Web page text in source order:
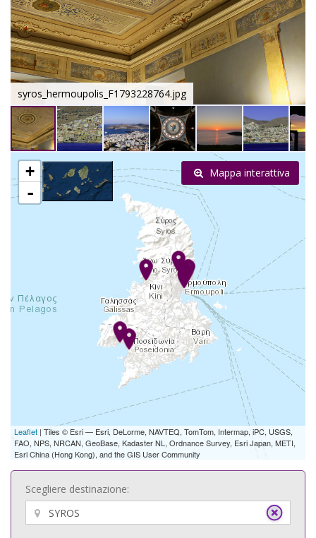
CN
syros_hermoupolis_F1793228764.jpg
+
-
Leaflet | Tiles © Esri — Esri, DeLorme, NAVTEQ, TomTom, Intermap, iPC, USGS,
FAO, NPS, NRCAN, GeoBase, Kadaster NL, Ordnance Survey, Esri Japan, METI,
Esri China (Hong Kong), and the GIS User Community
Mappa interattiva
Scegliere destinazione: